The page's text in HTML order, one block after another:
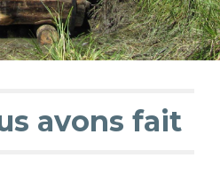
avons fait